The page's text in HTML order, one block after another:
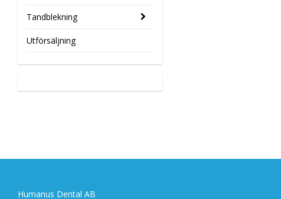
Tandblekning
Utförsäljning
Humanus Dental AB